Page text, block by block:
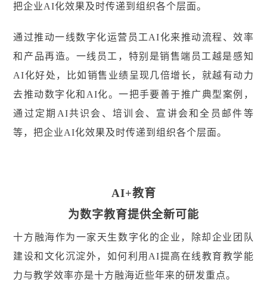
把企业AI化效果及时传递到组织各个层面。
通过推动一线数字化运营员工AI化来推动流程、效率
和产品再造。一线员工，特别是销售端员工越是感知
AI化好处，比如销售业绩呈现几倍增长，就越有动力
去推动数字化和AI化。一把手要善于推广典型案例，
通过定期AI共识会、培训会、宣讲会和全员邮件等
等，把企业AI化效果及时传递到组织各个层面。
AI+教育
为数字教育提供全新可能
十方融海作为一家天生数字化的企业，除却企业团队
建设和文化沉淀外，如何利用AI提高在线教育教学能
力与教学效率亦是十方融海近些年来的研发重点。